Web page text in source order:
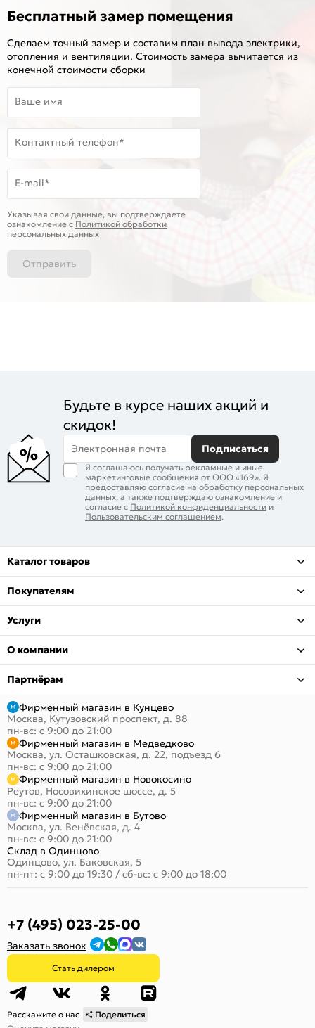
Бесплатный замер помещения
Сделаем точный замер и составим план вывода электрики,
отопления и вентиляции. Стоимость замера вычитается из
конечной стоимости сборки
Ваше имя
Контактный телефон*
E-mail*
Указывая свои данные, вы подтверждаете
ознакомление c Политикой обработки
персональных данных
Отправить
Будьте в курсе наших акций и
скидок!
Электронная почта Подписаться
Я соглашаюсь получать рекламные и иные
маркетинговые сообщения от ООО «169». Я
предоставляю согласие на обработку персональных
данных, а также подтверждаю ознакомление и
согласие с Политикой конфиденциальности и
Пользовательским соглашением.
Каталог товаров
Покупателям
Услуги
О компании
Партнёрам
Фирменный магазин в Кунцево
Москва, Кутузовский проспект, д. 88
пн-вс: с 9:00 до 21:00
Фирменный магазин в Медведково
Москва, ул. Осташковская, д. 22, подъезд 6
пн-вс: с 9:00 до 21:00
Фирменный магазин в Новокосино
Реутов, Носовихинское шоссе, д. 5
пн-вс: с 9:00 до 21:00
Фирменный магазин в Бутово
Москва, ул. Венёвская, д. 4
пн-вс: с 9:00 до 21:00
Склад в Одинцово
Одинцово, ул. Баковская, 5
пн-пт: с 9:00 до 19:30 / сб-вс: с 9:00 до 18:00
+7 (495) 023-25-00
Заказать звонок
Стать дилером
Расскажите о нас
Поделиться